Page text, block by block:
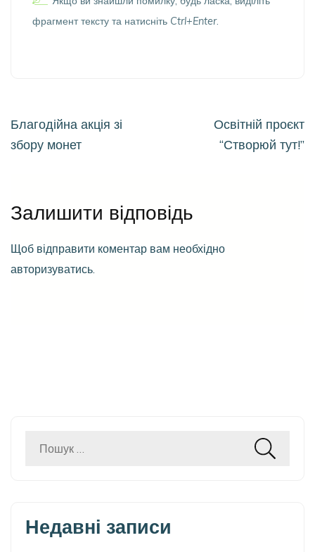
фрагмент тексту та натисніть Ctrl+Enter.
Навігація
записів
Благодійна акція зі
збору монет
Освітній проєкт
“Створюй тут!”
Залишити відповідь
Щоб відправити коментар вам необхідно
авторизуватись
Пошук:
Недавні записи